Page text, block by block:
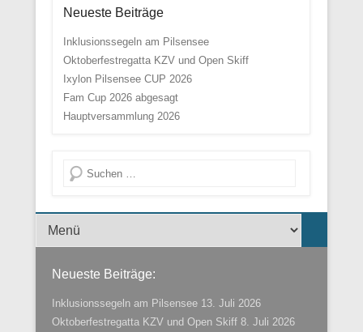
Neueste Beiträge
Inklusionssegeln am Pilsensee
Oktoberfestregatta KZV und Open Skiff
Ixylon Pilsensee CUP 2026
Fam Cup 2026 abgesagt
Hauptversammlung 2026
Suche
Menü der Fußzeile
Neueste Beiträge:
Inklusionssegeln am Pilsensee 13. Juli 2026
Oktoberfestregatta KZV und Open Skiff 8. Juli 2026